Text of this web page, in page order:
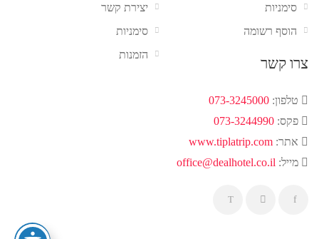
יצירת קשר
סימניות
הזמנות
סימניות
הוסף רשומה
צרו קשר
טלפון: 073-3245000
פקס: 073-3244990
אתר: www.tiplatrip.com
מייל: office@dealhotel.co.il